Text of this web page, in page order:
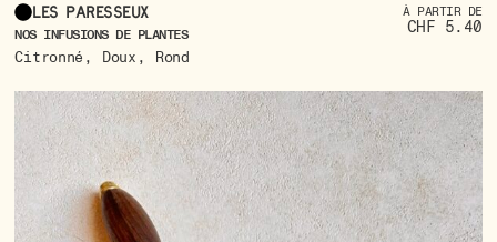
Les Paresseux
NOS INFUSIONS DE PLANTES
Citronné , Doux , Rond
À PARTIR DE
CHF 5.40